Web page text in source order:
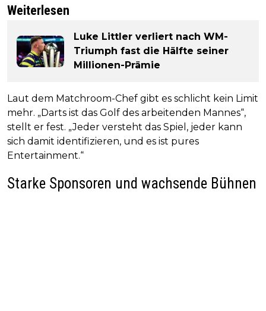
Weiterlesen
Luke Littler verliert nach WM-
Triumph fast die Hälfte seiner
Millionen-Prämie
Laut dem Matchroom-Chef gibt es schlicht kein Limit
mehr. „Darts ist das Golf des arbeitenden Mannes“,
stellt er fest. „Jeder versteht das Spiel, jeder kann
sich damit identifizieren, und es ist pures
Entertainment.“
Starke Sponsoren und wachsende Bühnen